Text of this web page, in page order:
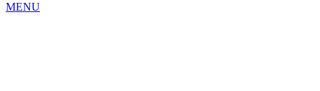
MENU